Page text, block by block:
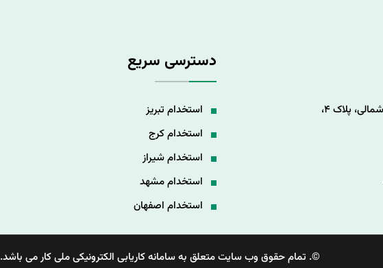
خیابان امام ، خیابان رضانژاد شمالی، پلاک 4،
دسترسی سریع
استخدام تبریز
استخدام کرج
استخدام شیراز
استخدام مشهد
استخدام اصفهان
©. تمام حقوق وب سایت متعلق به سامانه کاریابی الکترونیکی ملی کار می باشد.